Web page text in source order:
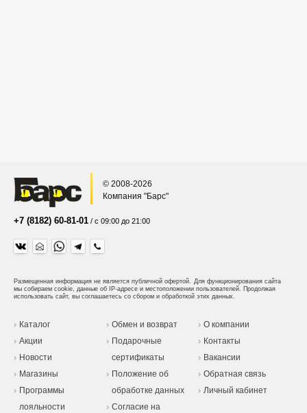
© 2008-2026
Компания "Барс"
+7 (8182) 60-81-01 / с 09:00 до 21:00
Размещенная информация не является публичной офертой. Для функционирования сайта
мы собираем cookie, данные об IP-адресе и местоположении пользователей. Продолжая
использовать сайт, вы соглашаетесь со сбором и обработкой этих данных.
Каталог
Акции
Новости
Магазины
Программы
лояльности
Обмен и возврат
Подарочные
сертификаты
Положение об
обработке данных
Согласие на
О компании
Контакты
Вакансии
Обратная связь
Личный кабинет